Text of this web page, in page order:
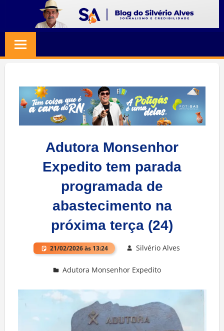
content
SILVERIO
ALVES
Jornalismo
Credibilidade
Adutora Monsenhor
Expedito tem parada
programada de
abastecimento na
próxima terça (24)
21/02/2026 às 13:24 Silvério Alves
Adutora Monsenhor Expedito